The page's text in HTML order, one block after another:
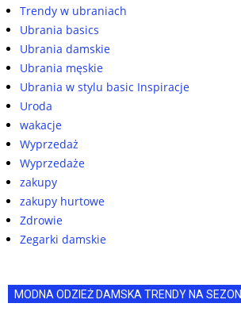
Trendy w ubraniach
Ubrania basics
Ubrania damskie
Ubrania męskie
Ubrania w stylu basic Inspiracje
Uroda
wakacje
Wyprzedaż
Wyprzedaże
zakupy
zakupy hurtowe
Zdrowie
Zegarki damskie
MODNA ODZIEŻ DAMSKA TRENDY NA SEZON